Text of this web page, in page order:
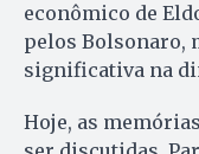
econômico de
pelos Bolsonaro,
significativa na
Hoje, as